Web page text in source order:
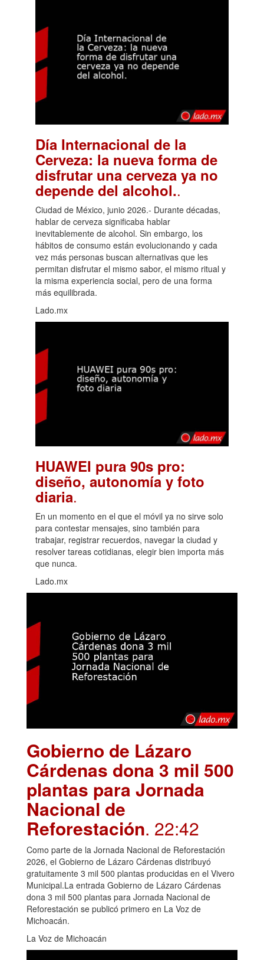
Día Internacional de la
Cerveza: la nueva forma de
disfrutar una cerveza ya no
depende del alcohol..
Ciudad de México, junio 2026.- Durante décadas,
hablar de cerveza significaba hablar
inevitablemente de alcohol. Sin embargo, los
hábitos de consumo están evolucionando y cada
vez más personas buscan alternativas que les
permitan disfrutar el mismo sabor, el mismo ritual y
la misma experiencia social, pero de una forma
más equilibrada.
Lado.mx
HUAWEI pura 90s pro:
diseño, autonomía y foto
diaria.
En un momento en el que el móvil ya no sirve solo
para contestar mensajes, sino también para
trabajar, registrar recuerdos, navegar la ciudad y
resolver tareas cotidianas, elegir bien importa más
que nunca.
Lado.mx
Gobierno de Lázaro
Cárdenas dona 3 mil 500
plantas para Jornada
Nacional de
Reforestación. 22:42
Como parte de la Jornada Nacional de Reforestación
2026, el Gobierno de Lázaro Cárdenas distribuyó
gratuitamente 3 mil 500 plantas producidas en el Vivero
Municipal.La entrada Gobierno de Lázaro Cárdenas
dona 3 mil 500 plantas para Jornada Nacional de
Reforestación se publicó primero en La Voz de
Michoacán.
La Voz de Michoacán